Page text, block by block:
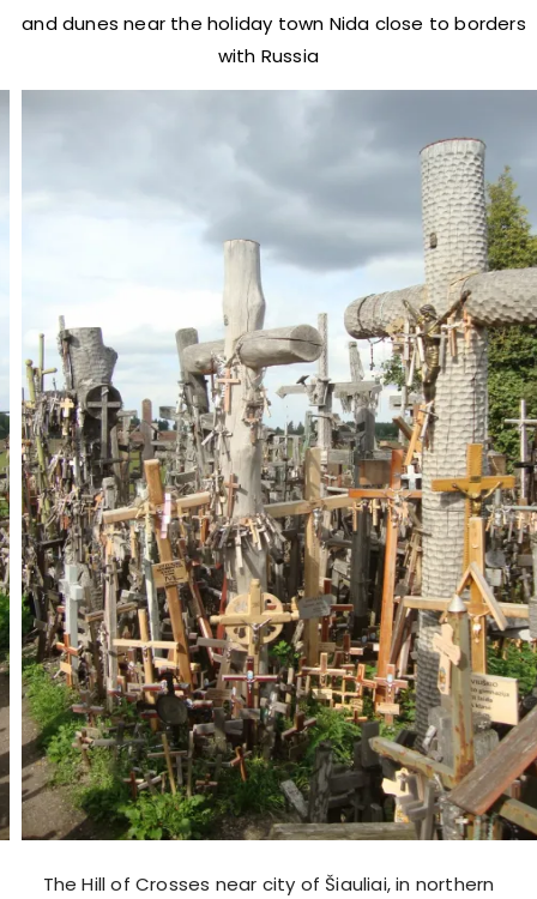
Sand dunes near the holiday town Nida close to borders
with Russia
The Hill of Crosses near city of Šiauliai, in northern